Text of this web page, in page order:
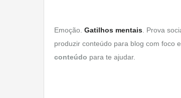
Emoção. Gatilhos mentais. Prova
produzir conteúdo para blog com foco
conteúdo para te ajudar.